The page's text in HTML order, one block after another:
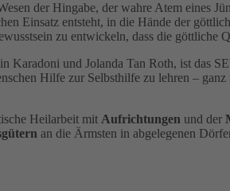
der Hingabe, der wahre Atem eines
Einsatz entsteht, in die Hände der
zu entwickeln, dass die göttliche
Karadoni und Jolanda Tan Roth, ist das
Hilfe zur Selbsthilfe zu lehren –
Heilarbeit mit Aufrichtungen und der
an die Ärmsten in abgelegenen